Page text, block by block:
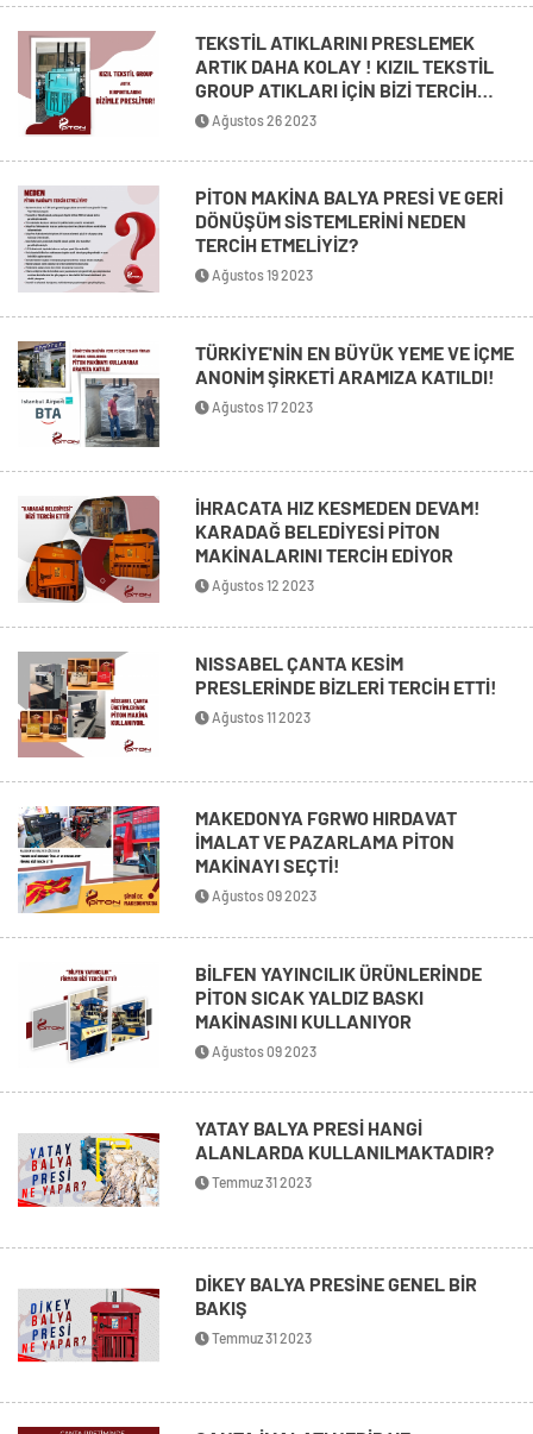
TEKSTİL ATIKLARINI PRESLEMEK
ARTIK DAHA KOLAY ! KIZIL TEKSTİL
GROUP ATIKLARI İÇİN BİZİ TERCİH
ETTİ!
Ağustos 26 2023
PİTON MAKİNA BALYA PRESİ VE GERİ
DÖNÜŞÜM SİSTEMLERİNİ NEDEN
TERCİH ETMELİYİZ?
Ağustos 19 2023
TÜRKİYE'NİN EN BÜYÜK YEME VE İÇME
ANONİM ŞİRKETİ ARAMIZA KATILDI!
Ağustos 17 2023
İHRACATA HIZ KESMEDEN DEVAM!
KARADAĞ BELEDİYESİ PİTON
MAKİNALARINI TERCİH EDİYOR
Ağustos 12 2023
NISSABEL ÇANTA KESİM
PRESLERİNDE BİZLERİ TERCİH ETTİ!
Ağustos 11 2023
MAKEDONYA FGRWO HIRDAVAT
İMALAT VE PAZARLAMA PİTON
MAKİNAYI SEÇTİ!
Ağustos 09 2023
BİLFEN YAYINCILIK ÜRÜNLERİNDE
PİTON SICAK YALDIZ BASKI
MAKİNASINI KULLANIYOR
Ağustos 09 2023
YATAY BALYA PRESİ HANGİ
ALANLARDA KULLANILMAKTADIR?
Temmuz 31 2023
DİKEY BALYA PRESİNE GENEL BİR
BAKIŞ
Temmuz 31 2023